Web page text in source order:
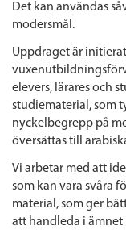
Det kan användas
modersmål.
Uppdraget är
elevers, lärares och
studiematerial, som
nyckelbegrepp på
översättas till
Vi arbetar med att
som kan vara svåra
material, som ger
att handleda i ämnet